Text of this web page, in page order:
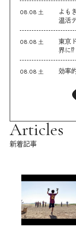
08.08 土
よも
温活
08.08 土
東京
界に⁉︎
08.08 土 効率
Articles
新着記事